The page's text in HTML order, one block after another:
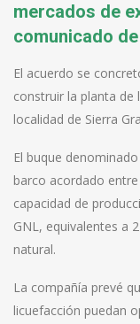
mercados de
comunicado
El acuerdo se
construir la planta de
localidad de Sierra
El buque
barco acordado
capacidad de
GNL, equivalentes a
natural.
La compañía prevé
licuefacción puedan